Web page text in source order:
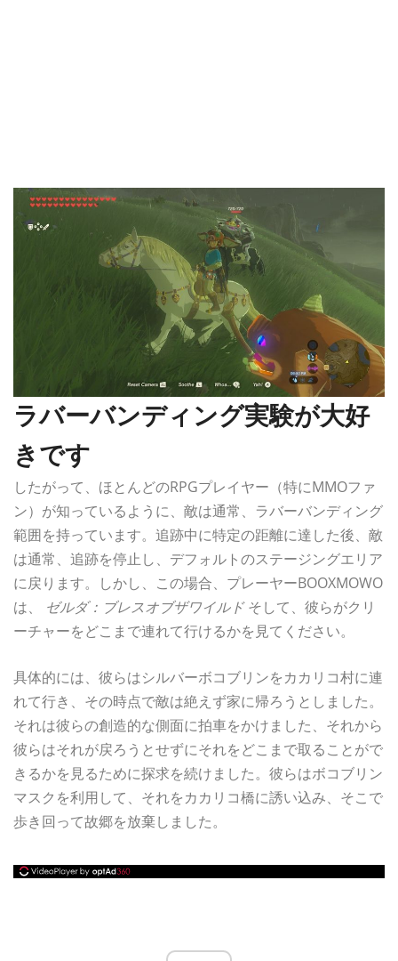
ラバーバンディング実験が大好
きです
したがって、ほとんどのRPGプレイヤー（特にMMOファ
ン）が知っているように、敵は通常、ラバーバンディング
範囲を持っています。追跡中に特定の距離に達した後、敵
は通常、追跡を停止し、デフォルトのステージングエリア
に戻ります。しかし、この場合、プレーヤーBOOXMOWO
は、 ゼルダ：ブレスオブザワイルドそして、彼らがクリ
ーチャーをどこまで連れて行けるかを見てください。
具体的には、彼らはシルバーボコブリンをカカリコ村に連
れて行き、その時点で敵は絶えず家に帰ろうとしました。
それは彼らの創造的な側面に拍車をかけました、それから
彼らはそれが戻ろうとせずにそれをどこまで取ることがで
きるかを見るために探求を続けました。彼らはボコブリン
マスクを利用して、それをカカリコ橋に誘い込み、そこで
歩き回って故郷を放棄しました。